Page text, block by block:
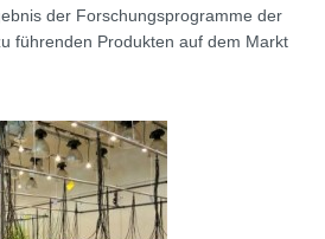
der Forschungsprogramme der
führenden Produkten auf dem Markt